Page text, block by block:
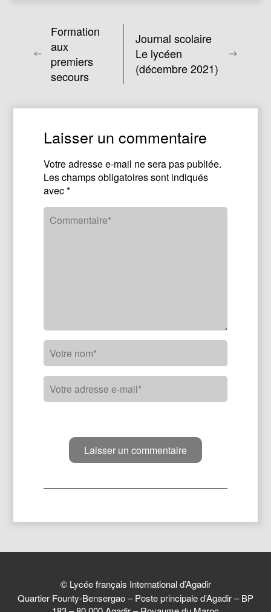
Formation
aux
premiers
secours
Journal scolaire
Le lycéen
(décembre 2021)
Laisser un commentaire
Votre adresse e-mail ne sera pas publiée.
Les champs obligatoires sont indiqués
avec*
© Lycée français International d’Agadir
Quartier Founty-Bensergao – Poste principale d’Agadir – BP